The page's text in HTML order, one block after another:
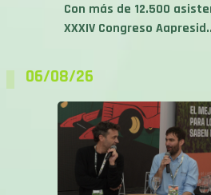
Con más de 12.500
XXXIV Congreso
06/08/26